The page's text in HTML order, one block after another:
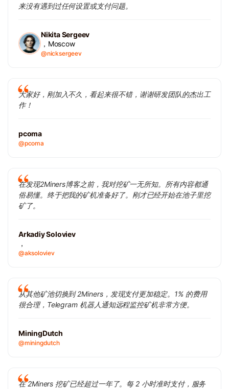
来没有遇到过任何设置或支付问题。
Nikita Sergeev
，Moscow
@nicksergeev
大家好，刚加入不久，看起来很不错，谢谢研发团队的杰出工
作！
pcoma
@pcoma
在发现2Miners博客之前，我对挖矿一无所知。所有内容都通
俗易懂。终于把我的矿机准备好了。刚才已经开始在池子里挖
矿了。
Arkadiy Soloviev
，
@aksoloviev
从其他矿池切换到 2Miners，发现支付更加稳定。1% 的费用
很合理，Telegram 机器人通知远程监控矿机非常方便。
MiningDutch
@miningdutch
在 2Miners 挖矿已经超过一年了。每 2 小时准时支付，服务